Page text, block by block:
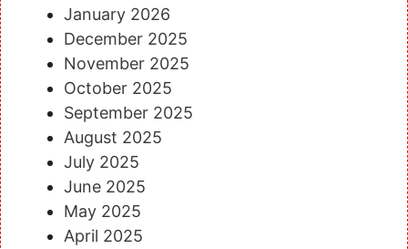
January 2026
December 2025
November 2025
October 2025
September 2025
August 2025
July 2025
June 2025
May 2025
April 2025